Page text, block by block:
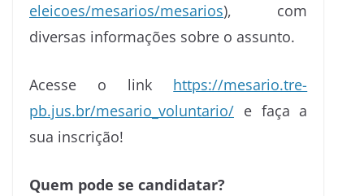
eleicoes/mesarios/mesarios), com
diversas informações sobre o assunto.
Acesse o link https://mesario.tre-
pb.jus.br/mesario_voluntario/ e faça a
sua inscrição!
Quem pode se candidatar?